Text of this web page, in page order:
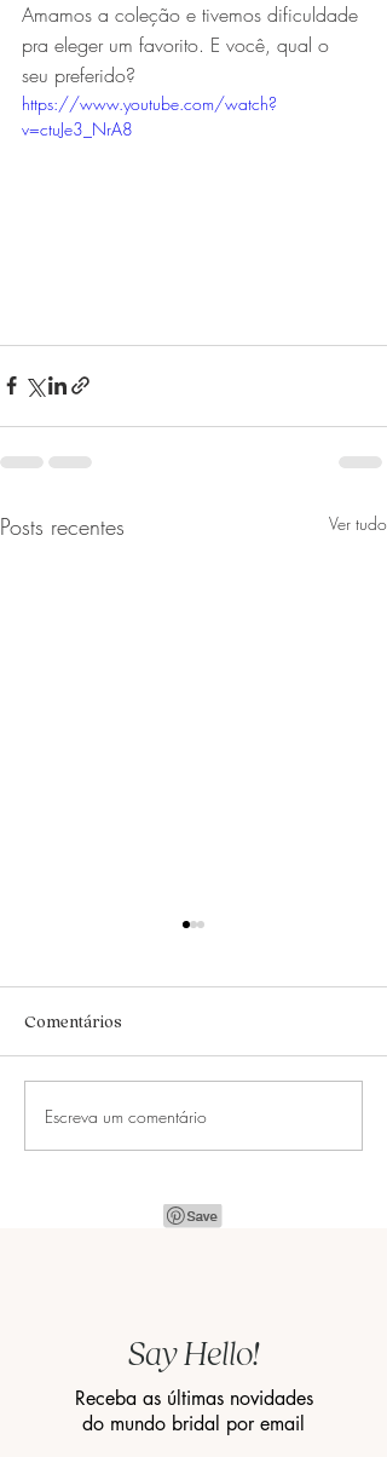
Amamos a coleção e tivemos dificuldade
pra eleger um favorito. E você, qual o
seu preferido?
https://www.youtube.com/watch?
v=ctuJe3_NrA8
Posts recentes Ver tudo
5 motivos que vão te
convencer a se casar em
Comentários
Escreva um comentário
Say Hello!
Receba as últimas novidades
do mundo bridal por email